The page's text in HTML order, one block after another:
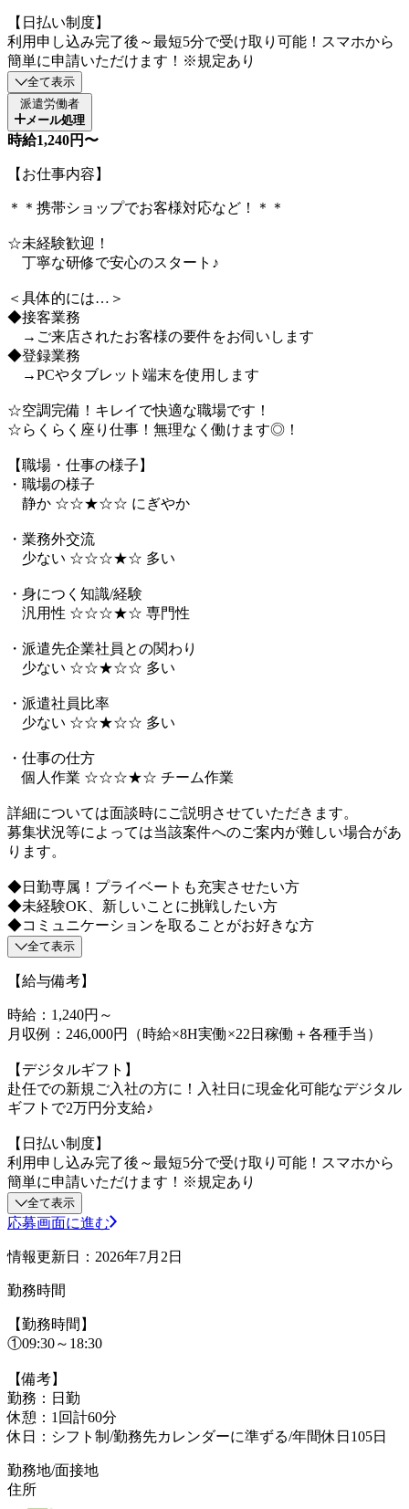
【日払い制度】
利用申し込み完了後～最短5分で受け取り可能！スマホから
簡単に申請いただけます！※規定あり
全て表示
派遣労働者
メール処理
時給1,240円〜
【お仕事内容】
＊＊携帯ショップでお客様対応など！＊＊
☆未経験歓迎！
丁寧な研修で安心のスタート♪
＜具体的には…＞
◆接客業務
→ご来店されたお客様の要件をお伺いします
◆登録業務
→PCやタブレット端末を使用します
☆空調完備！キレイで快適な職場です！
☆らくらく座り仕事！無理なく働けます◎！
【職場・仕事の様子】
・職場の様子
静か ☆☆★☆☆ にぎやか
・業務外交流
少ない ☆☆☆★☆ 多い
・身につく知識/経験
汎用性 ☆☆☆★☆ 専門性
・派遣先企業社員との関わり
少ない ☆☆★☆☆ 多い
・派遣社員比率
少ない ☆☆★☆☆ 多い
・仕事の仕方
個人作業 ☆☆☆★☆ チーム作業
詳細については面談時にご説明させていただきます。
募集状況等によっては当該案件へのご案内が難しい場合があ
ります。
◆日勤専属！プライベートも充実させたい方
◆未経験OK、新しいことに挑戦したい方
◆コミュニケーションを取ることがお好きな方
全て表示
【給与備考】
時給：1,240円～
月収例：246,000円（時給×8H実働×22日稼働＋各種手当）
【デジタルギフト】
赴任での新規ご入社の方に！入社日に現金化可能なデジタル
ギフトで2万円分支給♪
【日払い制度】
利用申し込み完了後～最短5分で受け取り可能！スマホから
簡単に申請いただけます！※規定あり
全て表示
応募画面に進む
情報更新日：2026年7月2日
勤務時間
【勤務時間】
①09:30～18:30
【備考】
勤務：日勤
休憩：1回計60分
休日：シフト制/勤務先カレンダーに準ずる/年間休日105日
勤務地/面接地
住所